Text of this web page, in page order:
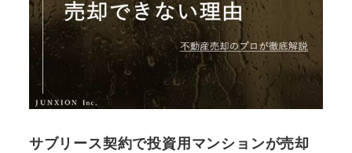
サブリース契約で投資用マンションが売却